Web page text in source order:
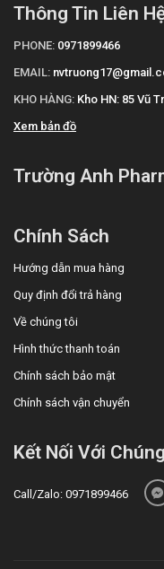
Thông Tin Liên
PHONE: 0971899466
EMAIL:
KHO HÀNG: Kho HN: 85 Vũ
Xem bản đồ
Trường Anh
Chính Sách
Hướng dẫn mua hàng
Quy định đổi trả hàng
Về chúng tôi
Hình thức thanh toán
Chính sách bảo mật
Chính sách vận chuyển
Kết Nối Với
Call/Zalo: 0971899466